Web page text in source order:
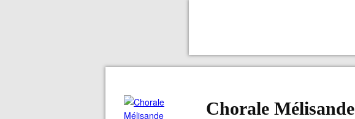
Chorale Mélisande